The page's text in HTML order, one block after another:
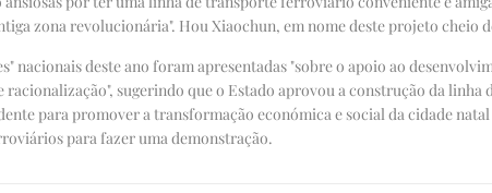
zona revolucionária". Hou Xiaochun, em nome deste projeto cheio
nacionais deste ano foram apresentadas "sobre o apoio ao
sugerindo que o Estado aprovou a construção da
para promover a transformação económica e social da cidade
para fazer uma demonstração.